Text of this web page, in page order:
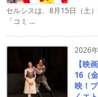
セルシスは、8月15日（土
「コミ ...
2026
【映
16（
映！